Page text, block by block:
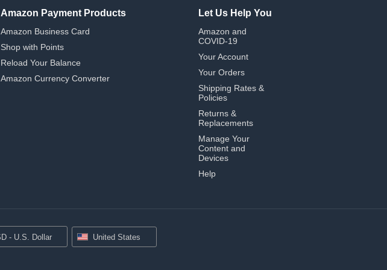
Amazon Payment Products
Amazon Business Card
Shop with Points
Reload Your Balance
Amazon Currency Converter
Let Us Help You
Amazon and
COVID-19
Your Account
Your Orders
Shipping Rates &
Policies
Returns &
Replacements
Manage Your
Content and
Devices
Help
- U.S. Dollar United States